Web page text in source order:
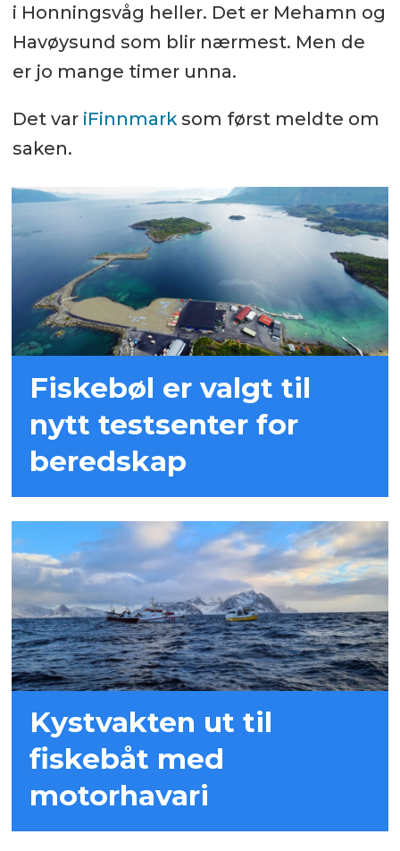
i Honningsvåg heller. Det er Mehamn og
Havøysund som blir nærmest. Men de
er jo mange timer unna.
Det var iFinnmarksom først meldte om
saken.
Fiskebøl er valgt til
nytt testsenter for
beredskap
Kystvakten ut til
fiskebåt med
motorhavari